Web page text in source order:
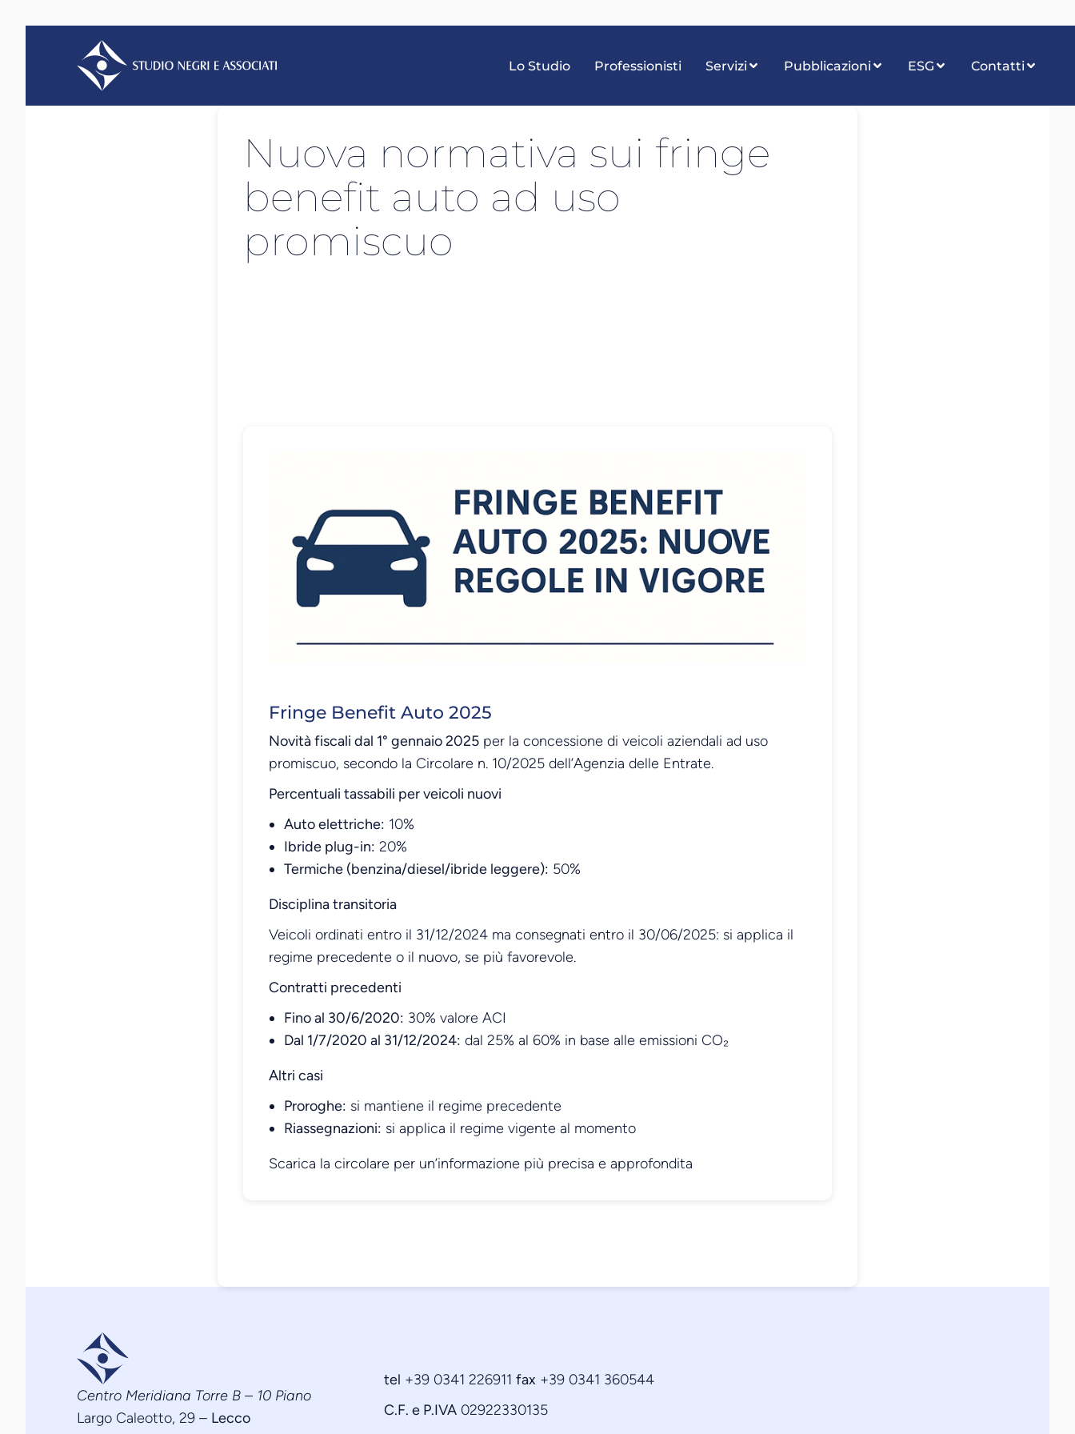
Lo Studio Professionisti Servizi Pubblicazioni ESG Contatti
Nuova normativa sui fringe
benefit auto ad uso
promiscuo
Fringe Benefit Auto 2025
Novità fiscali dal 1° gennaio 2025 per la concessione di veicoli aziendali ad uso
promiscuo, secondo la Circolare n. 10/2025 dell’Agenzia delle Entrate.
Percentuali tassabili per veicoli nuovi
Auto elettriche: 10%
Ibride plug-in: 20%
Termiche (benzina/diesel/ibride leggere): 50%
Disciplina transitoria
Veicoli ordinati entro il 31/12/2024 ma consegnati entro il 30/06/2025: si applica il
regime precedente o il nuovo, se più favorevole.
Contratti precedenti
Fino al 30/6/2020: 30% valore ACI
Dal 1/7/2020 al 31/12/2024: dal 25% al 60% in base alle emissioni CO₂
Altri casi
Proroghe: si mantiene il regime precedente
Riassegnazioni: si applica il regime vigente al momento
Scarica la circolare per un’informazione più precisa e approfondita
Centro Meridiana Torre B – 10 Piano
Largo Caleotto, 29 – Lecco
tel +39 0341 226911 fax +39 0341 360544
C.F. e P.IVA 02922330135